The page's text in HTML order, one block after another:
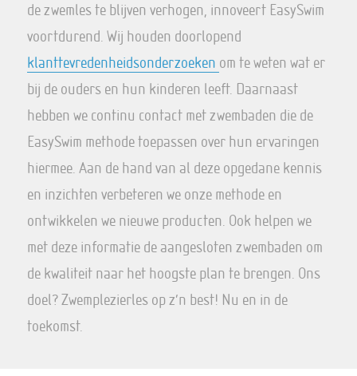
de zwemles te blijven verhogen, innoveert EasySwim
voortdurend. Wij houden doorlopend
klanttevredenheidsonderzoeken om te weten wat er
bij de ouders en hun kinderen leeft. Daarnaast
hebben we continu contact met zwembaden die de
EasySwim methode toepassen over hun ervaringen
hiermee. Aan de hand van al deze opgedane kennis
en inzichten verbeteren we onze methode en
ontwikkelen we nieuwe producten. Ook helpen we
met deze informatie de aangesloten zwembaden om
de kwaliteit naar het hoogste plan te brengen. Ons
doel? Zwemplezierles op z’n best! Nu en in de
toekomst.